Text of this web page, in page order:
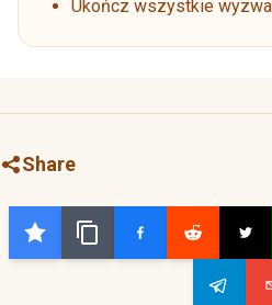
Ukończ wszystkie
Share